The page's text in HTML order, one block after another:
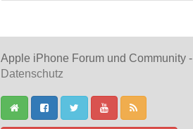
Apple iPhone Forum und Community -
Datenschutz